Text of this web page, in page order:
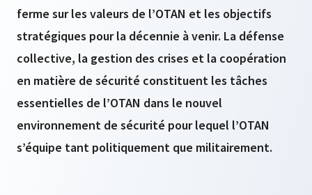
ferme sur les valeurs de l’OTAN et les objectifs
stratégiques pour la décennie à venir. La défense
collective, la gestion des crises et la coopération
en matière de sécurité constituent les tâches
essentielles de l’OTAN dans le nouvel
environnement de sécurité pour lequel l’OTAN
s’équipe tant politiquement que militairement.